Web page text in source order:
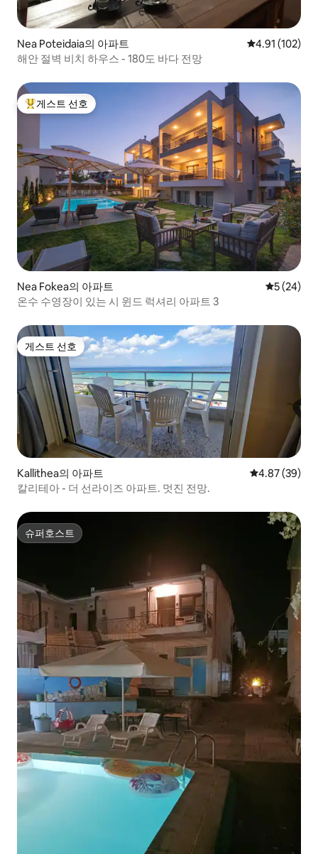
Nea Poteidaia의 아파트 평점 4.91점(5
4.91 (102)
해안 절벽 비치 하우스 - 180도 바다 전망
상위 게스트 선호
게스트 선호
Nea Fokea의 아파트 평점 5점(5
5 (24)
온수 수영장이 있는 시 윈드 럭셔리 아파트 3
게스트 선호
게스트 선호
Kallithea의 아파트 평점 4.87점(5
4.87 (39)
칼리테아 - 더 선라이즈 아파트. 멋진 전망.
슈퍼호스트
슈퍼호스트